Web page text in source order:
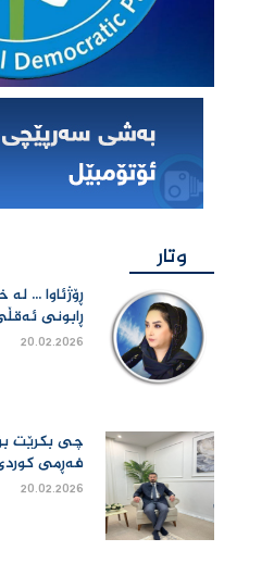
وتار
ڕۆژئاوا ...
ڕابونی
20.02.2026
چی بكرێت
فەڕمی
20.02.2026